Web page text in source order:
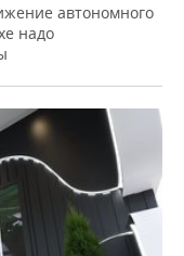
автономного
надо